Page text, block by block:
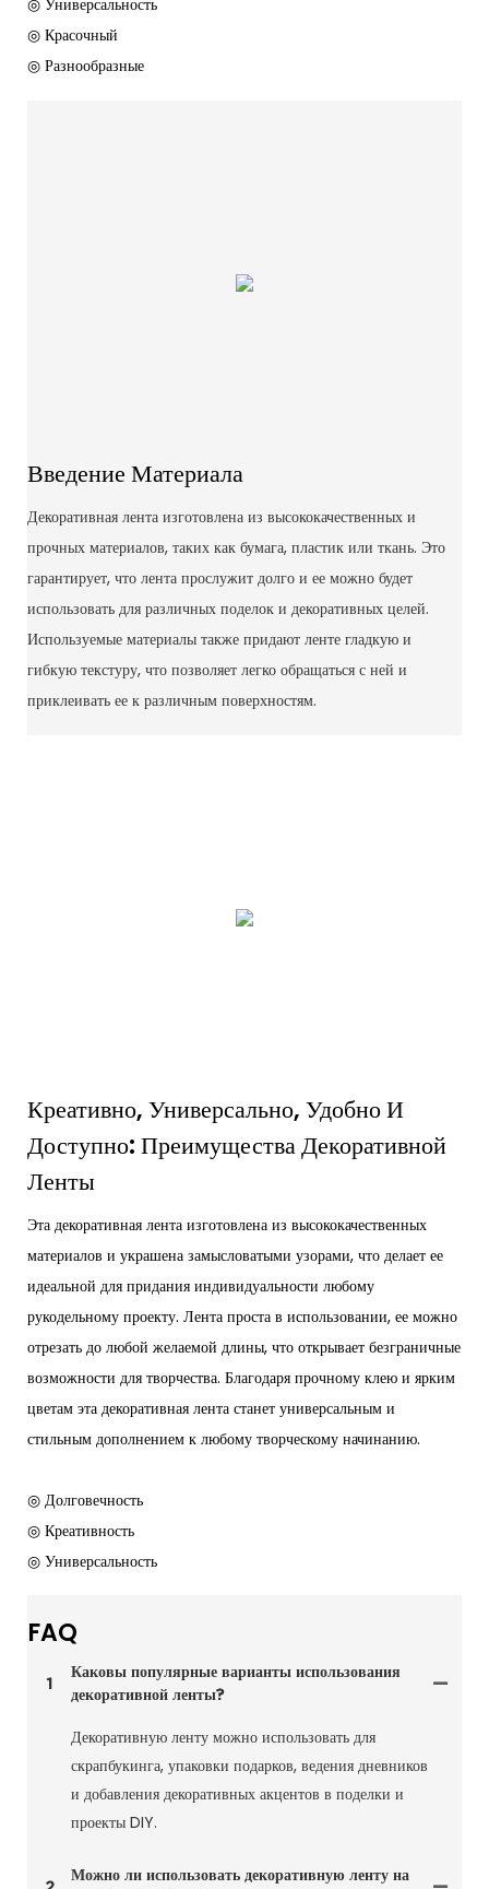
◎ Универсальность
◎ Красочный
◎ Разнообразные
Введение Материала
Декоративная лента изготовлена ​​из высококачественных и
прочных материалов, таких как бумага, пластик или ткань. Это
гарантирует, что лента прослужит долго и ее можно будет
использовать для различных поделок и декоративных целей.
Используемые материалы также придают ленте гладкую и
гибкую текстуру, что позволяет легко обращаться с ней и
приклеивать ее к различным поверхностям.
Креативно, Универсально, Удобно И
Доступно: Преимущества Декоративной
Ленты
Эта декоративная лента изготовлена ​​из высококачественных
материалов и украшена замысловатыми узорами, что делает ее
идеальной для придания индивидуальности любому
рукодельному проекту. Лента проста в использовании, ее можно
отрезать до любой желаемой длины, что открывает безграничные
возможности для творчества. Благодаря прочному клею и ярким
цветам эта декоративная лента станет универсальным и
стильным дополнением к любому творческому начинанию.
◎ Долговечность
◎ Креативность
◎ Универсальность
FAQ
1
Каковы популярные варианты использования
декоративной ленты?
Декоративную ленту можно использовать для
скрапбукинга, упаковки подарков, ведения дневников
и добавления декоративных акцентов в поделки и
проекты DIY.
Можно ли использовать декоративную ленту на